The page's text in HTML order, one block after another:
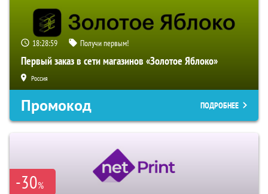
18:28:58 Получи первым!
Первый заказ в сети магазинов «Золотое Яблоко»
Россия
Промокод ПОДРОБНЕЕ
-30%